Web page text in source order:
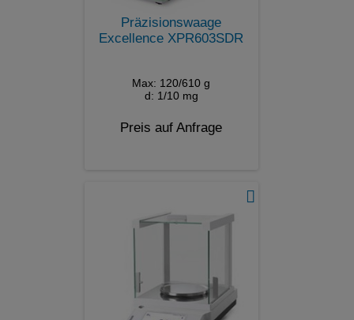
Präzisionswaage
Excellence XPR603SDR
Max: 120/610 g
d: 1/10 mg
Preis auf Anfrage